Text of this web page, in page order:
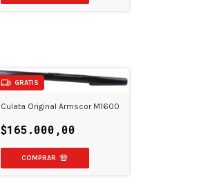
GRATIS
Culata Original Armscor M1600
$165.000,00